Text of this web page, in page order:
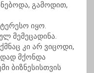
გამოდით,
იყო.
მემეცადინა.
კი არ ვიცოდი,
მქონდა
ბიზნესისთვის